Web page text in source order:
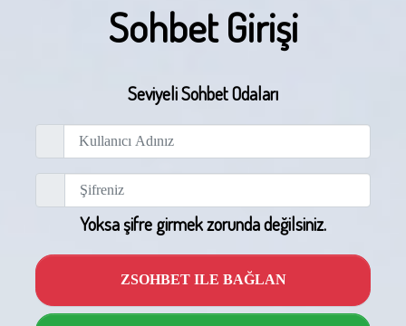
Sohbet Girişi
Seviyeli Sohbet Odaları
Yoksa şifre girmek zorunda değilsiniz.
ZSOHBET ILE BAĞLAN